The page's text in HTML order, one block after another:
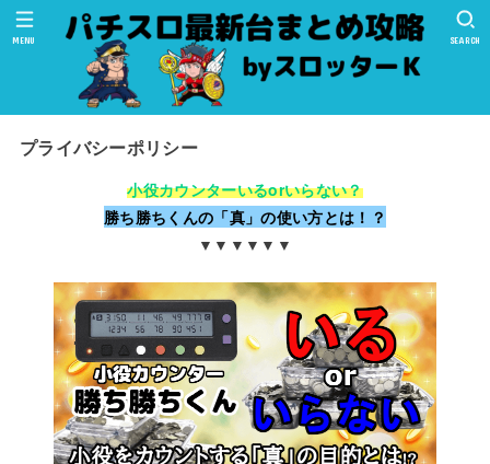
SEARCH
MENU
プライバシーポリシー
小役カウンターいるorいらない？
勝ち勝ちくんの「真」の使い方とは！？
▼▼▼▼▼▼